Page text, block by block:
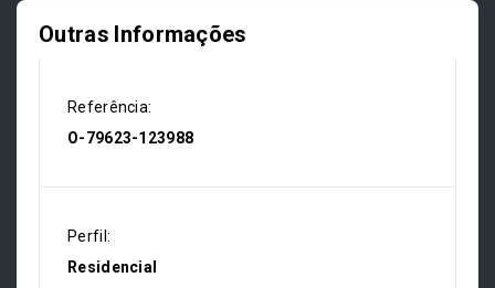
Outras Informações
Referência:
O-79623-123988
Perfil:
Residencial